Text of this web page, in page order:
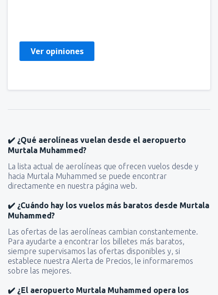
Ver opiniones
✔️ ¿Qué aerolíneas vuelan desde el aeropuerto
Murtala Muhammed?
La lista actual de aerolíneas que ofrecen vuelos desde y
hacia Murtala Muhammed se puede encontrar
directamente en nuestra página web.
✔️ ¿Cuándo hay los vuelos más baratos desde Murtala
Muhammed?
Las ofertas de las aerolíneas cambian constantemente.
Para ayudarte a encontrar los billetes más baratos,
siempre supervisamos las ofertas disponibles y, si
establece nuestra Alerta de Precios, le informaremos
sobre las mejores.
✔️ ¿El aeropuerto Murtala Muhammed opera los